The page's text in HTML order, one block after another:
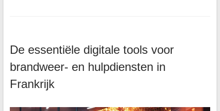
De essentiële digitale tools voor
brandweer- en hulpdiensten in
Frankrijk